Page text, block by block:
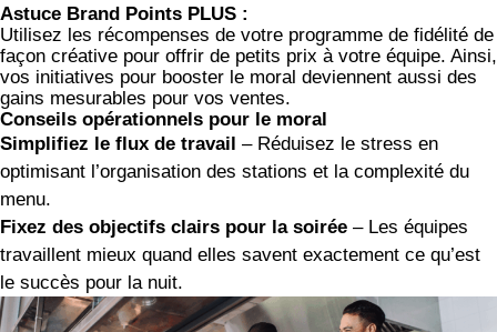
Astuce Brand Points PLUS :
Utilisez les récompenses de votre programme de fidélité de
façon créative pour offrir de petits prix à votre équipe. Ainsi,
vos initiatives pour booster le moral deviennent aussi des
gains mesurables pour vos ventes.
Conseils opérationnels pour le moral
Simplifiez le flux de travail – Réduisez le stress en
optimisant l’organisation des stations et la complexité du
menu.
Fixez des objectifs clairs pour la soirée – Les équipes
travaillent mieux quand elles savent exactement ce qu’est
le succès pour la nuit.